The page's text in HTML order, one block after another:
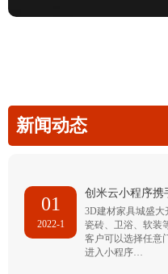
新闻动态
01
2022-1
创米云小程序携
3D建材家具城盛大
瓷砖、卫浴、软装
客户可以选择任意
进入小程序…